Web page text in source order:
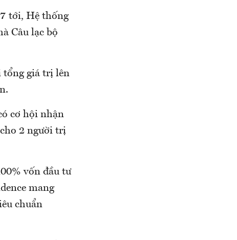
tới, Hệ thống
Câu lạc bộ
tổng giá trị lên
cơ hội nhận
2 người trị
vốn đầu tư
mang
chuẩn